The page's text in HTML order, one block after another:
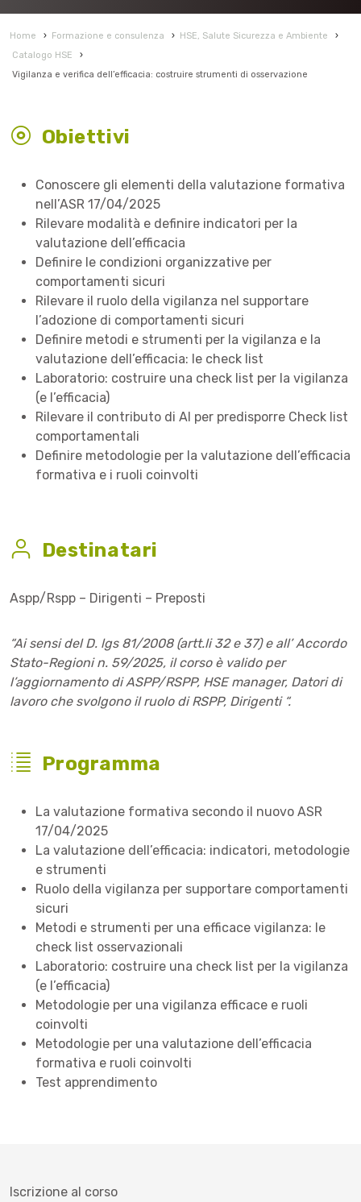
Home › Formazione e consulenza › HSE, Salute Sicurezza e Ambiente
›
Catalogo HSE
›
Vigilanza e verifica dell’efficacia: costruire strumenti di osservazione
Obiettivi
Conoscere gli elementi della valutazione formativa
nell’ASR 17/04/2025
Rilevare modalità e definire indicatori per la
valutazione dell’efficacia
Definire le condizioni organizzative per
comportamenti sicuri
Rilevare il ruolo della vigilanza nel supportare
l’adozione di comportamenti sicuri
Definire metodi e strumenti per la vigilanza e la
valutazione dell’efficacia: le check list
Laboratorio: costruire una check list per la vigilanza
(e l’efficacia)
Rilevare il contributo di AI per predisporre Check list
comportamentali
Definire metodologie per la valutazione dell’efficacia
formativa e i ruoli coinvolti
Destinatari
Aspp/Rspp – Dirigenti – Preposti
“Ai sensi del D. lgs 81/2008 (artt.li 32 e 37) e all’ Accordo
Stato-Regioni n. 59/2025, il corso è valido per
l’aggiornamento di ASPP/RSPP, HSE manager, Datori di
lavoro che svolgono il ruolo di RSPP, Dirigenti “.
Programma
La valutazione formativa secondo il nuovo ASR
17/04/2025
La valutazione dell’efficacia: indicatori, metodologie
e strumenti
Ruolo della vigilanza per supportare comportamenti
sicuri
Metodi e strumenti per una efficace vigilanza: le
check list osservazionali
Laboratorio: costruire una check list per la vigilanza
(e l’efficacia)
Metodologie per una vigilanza efficace e ruoli
coinvolti
Metodologie per una valutazione dell’efficacia
formativa e ruoli coinvolti
Test apprendimento
Iscrizione al corso